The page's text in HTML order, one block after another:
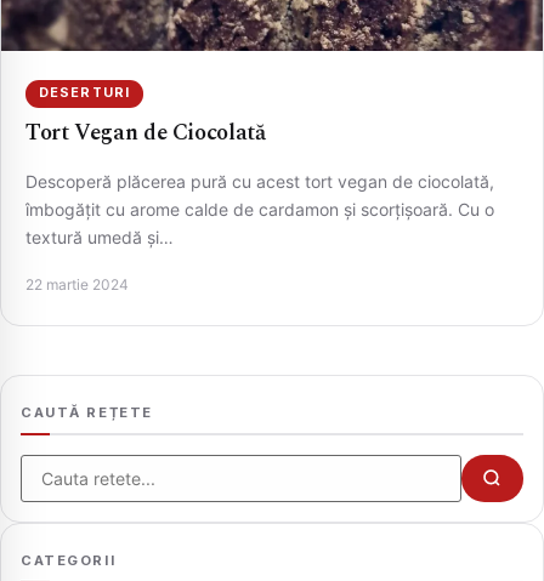
DESERTURI
Tort Vegan de Ciocolată
Descoperă plăcerea pură cu acest tort vegan de ciocolată,
îmbogățit cu arome calde de cardamon și scorțișoară. Cu o
textură umedă și…
22 martie 2024
CAUTĂ REȚETE
Cauta
CATEGORII